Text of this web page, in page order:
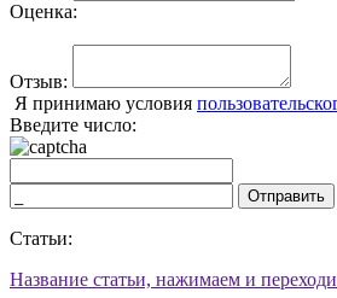
Оценка:
Отзыв:
Я принимаю условия
Введите число:
Отправить
Статьи:
Название статьи, нажимаем и